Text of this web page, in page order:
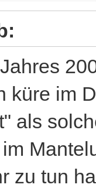
küre im
als
zu tun